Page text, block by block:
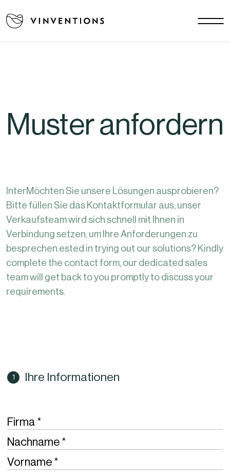
Unsere Lösungen
Karriere
Muster anfordern
InterMöchten Sie unsere Lösungen ausprobieren?
Bitte füllen Sie das Kontaktformular aus, unser
Verkaufsteam wird sich schnell mit Ihnen in
Verbindung setzen, um Ihre Anforderungen zu
besprechen.ested in trying out our solutions? Kindly
complete the contact form, our dedicated sales
team will get back to you promptly to discuss your
requirements.
Ihre Informationen
Firma Required
Nachname Required
Vorname Required